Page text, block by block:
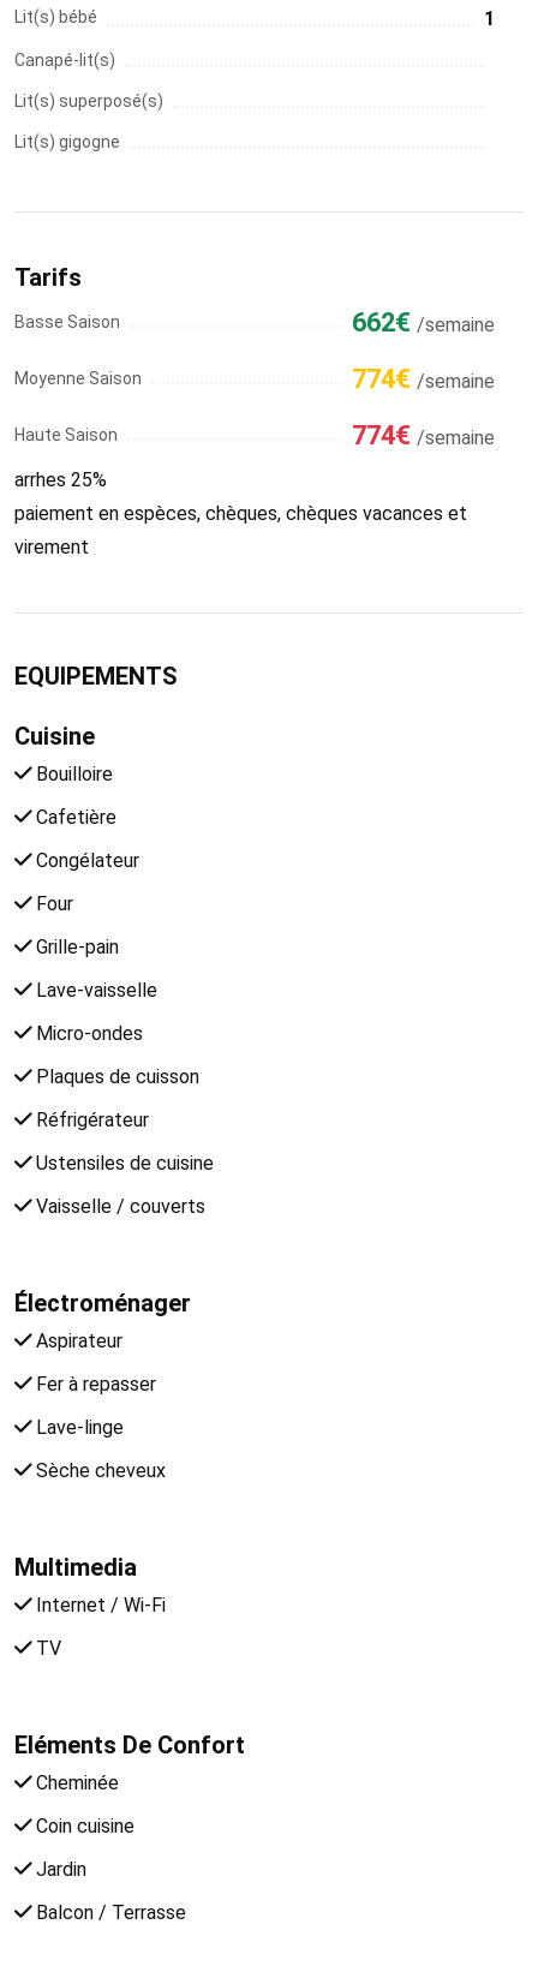
Lit(s) bébé 1
Canapé-lit(s)
Lit(s) superposé(s)
Lit(s) gigogne
Tarifs
Basse Saison 662€ /semaine
Moyenne Saison 774€ /semaine
Haute Saison 774€ /semaine
arrhes 25%
paiement en espèces, chèques, chèques vacances et
virement
EQUIPEMENTS
Cuisine
Bouilloire
Cafetière
Congélateur
Four
Grille-pain
Lave-vaisselle
Micro-ondes
Plaques de cuisson
Réfrigérateur
Ustensiles de cuisine
Vaisselle / couverts
Électroménager
Aspirateur
Fer à repasser
Lave-linge
Sèche cheveux
Multimedia
Internet / Wi-Fi
TV
Eléments De Confort
Cheminée
Coin cuisine
Jardin
Balcon / Terrasse